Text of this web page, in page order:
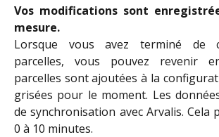
Vos modifications sont
mesure.
Lorsque vous avez terminé de
parcelles, vous pouvez revenir
parcelles sont ajoutées à la
grisées pour le moment. Les
de synchronisation avec Arvalis. Cela
0 à 10 minutes.